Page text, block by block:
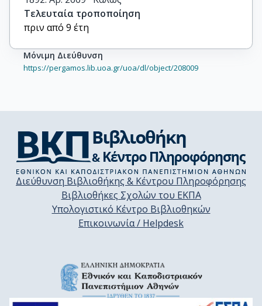
Τελευταία τροποποίηση
πριν από 9 έτη
Μόνιμη Διεύθυνση
https://pergamos.lib.uoa.gr/uoa/dl/object/208009
Διεύθυνση Βιβλιοθήκης & Κέντρου Πληροφόρησης
Βιβλιοθήκες Σχολών του ΕΚΠΑ
Υπολογιστικό Κέντρο Βιβλιοθηκών
Επικοινωνία / Helpdesk